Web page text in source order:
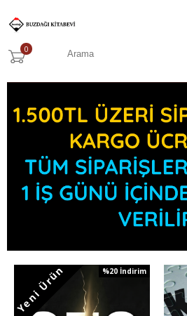
0
%20 İndirim
Yeni Ürün